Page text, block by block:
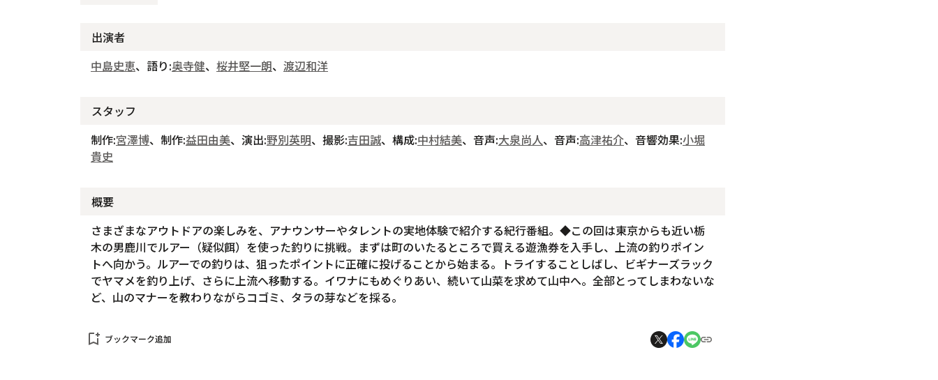
出演者
中島史恵、語り:奥寺健、 桜井堅一朗、 渡辺和洋
スタッフ
制作:宮澤博、制作:益田由美、演出:野別英明、撮影:吉田誠、構成:中村結美、音声:大泉尚人、音声:高津祐介、音響効果:小堀
貴史
概要
さまざまなアウトドアの楽しみを、アナウンサーやタレントの実地体験で紹介する紀行番組。◆この回は東京からも近い栃
木の男鹿川でルアー（疑似餌）を使った釣りに挑戦。まずは町のいたるところで買える遊漁券を入手し、上流の釣りポイン
トへ向かう。ルアーでの釣りは、狙ったポイントに正確に投げることから始まる。トライすることしばし、ビギナーズラック
でヤマメを釣り上げ、さらに上流へ移動する。イワナにもめぐりあい、続いて山菜を求めて山中へ。全部とってしまわないな
ど、山のマナーを教わりながらコゴミ、タラの芽などを採る。
bookmark_add ブックマーク追加